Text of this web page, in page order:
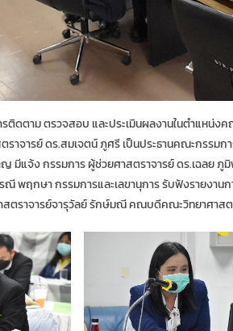
รติดตาม ตรวจสอบ และประเมินผลงานในตำแหน่
ราจารย์ ดร.สมเจตน์ ภูศรี เป็นประธานคณะกรร
มีแจ้ง กรรมการ ผู้ช่วยศาสตราจารย์ ดร.เฉลย
พฤกษา กรรมการและเลขานุการ รับฟังรายงาน
ตราจารย์จารุวัลย์ รักษ์มณี คณบดีคณะวิทยาศาสตร์